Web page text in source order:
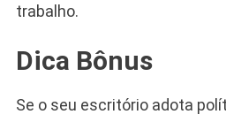
trabalho.
Dica Bônus
Se o seu escritório adota